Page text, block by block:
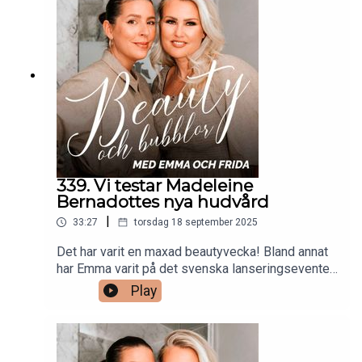
och inom olika priskategorier. Och som en bonus,
så tipsar Frida om en produkt som visat sig vara
supereffektiv mot problemhud!
339. Vi testar Madeleine
Bernadottes nya hudvård
33:27 torsdag 18 september 2025
Det har varit en maxad beautyvecka! Bland annat
har Emma varit på det svenska lanseringseventet
för goop Beauty. I veckans avsnitt berättar hon
vilka produkter som hon lade vantarna på direkt.
Frida har på sitt håll fått ta del av den
efterlängtade nylanseringen för Make Up Store.
Detta ikoniska märke har nu uppdaterat flera av
Play